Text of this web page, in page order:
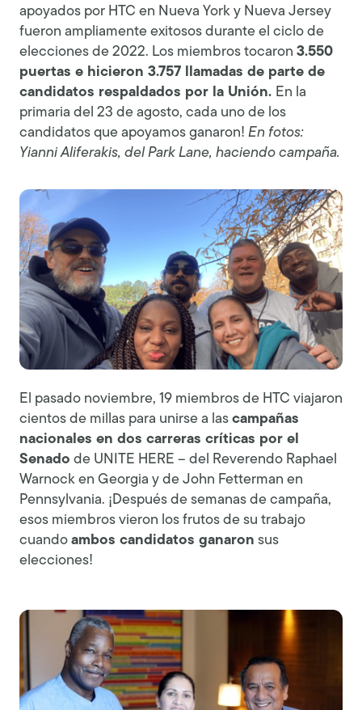
apoyados por HTC en Nueva York y Nueva Jersey
fueron ampliamente exitosos durante el ciclo de
elecciones de 2022. Los miembros tocaron 3.550
puertas e hicieron 3.757 llamadas de parte de
candidatos respaldados por la Unión. En la
primaria del 23 de agosto, cada uno de los
candidatos que apoyamos ganaron! En fotos:
Yianni Aliferakis, del Park Lane, haciendo campaña.
El pasado noviembre, 19 miembros de HTC viajaron
cientos de millas para unirse a las campañas
nacionales en dos carreras críticas por el
Senado de UNITE HERE – del Reverendo Raphael
Warnock en Georgia y de John Fetterman en
Pennsylvania. ¡Después de semanas de campaña,
esos miembros vieron los frutos de su trabajo
cuando ambos candidatos ganaron sus
elecciones!